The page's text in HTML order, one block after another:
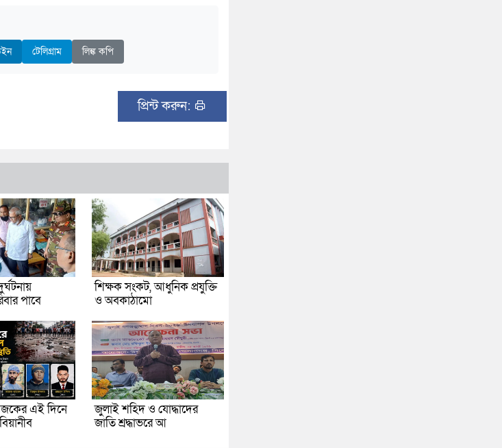
টেলিগ্রাম লিঙ্ক কপি
প্রিন্ট করুন:
পাবে
শিক্ষক সংকট, আধুনিক প্রযুক্তি
ও অবকাঠামো
এই দিনে
জুলাই শহিদ ও যোদ্ধাদের
জাতি শ্রদ্ধাভরে আ